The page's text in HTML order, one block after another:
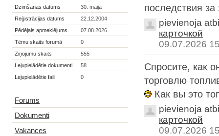
Dzimšanas datums
30. maijā
Reģistrācijas datums
22.12.2004
Pēdējais apmeklējums
07.08.2026
Tēmu skaits forumā
0
Ziņojumu skaits
555
Lejupielādētie dokumenti
58
Lejupielādētie faili
0
Forums
Dokumenti
Vakances
последствия за
pievienoja
карточкой
09.07.2026
Спросите, как
торговлю
Как вы это
pievienoja
карточкой
09.07.2026